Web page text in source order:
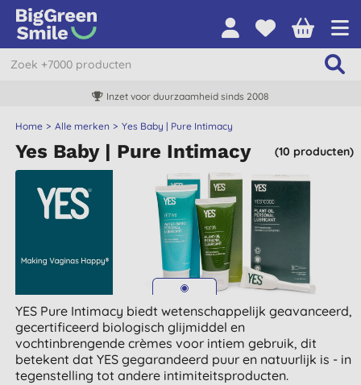
Inzet voor duurzaamheid sinds 2008
Home Alle merken Yes Baby | Pure Intimacy
(10 producten)
Yes Baby | Pure Intimacy
YES Pure Intimacy biedt wetenschappelijk geavanceerd,
gecertificeerd biologisch glijmiddel en
vochtinbrengende crèmes voor intiem gebruik, dit
betekent dat YES gegarandeerd puur en natuurlijk is - in
tegenstelling tot andere intimiteitsproducten.